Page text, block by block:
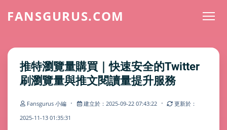
FANSGURUS.COM
推特瀏覽量購買｜快速安全的Twitter
刷瀏覽量與推文閱讀量提升服務
Fansgurus 小編 · 建立於：2025-09-22 07:43:22 ·
更新於：
2025-11-13 01:35:31